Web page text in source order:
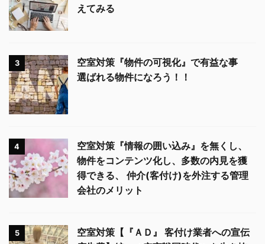
えてみる
3
空室対策『物件の可視化』で有益な事
選ばれる物件になろう！！
4
空室対策『情報の囲い込み』を無くし、
物件をコンテンツ化し、多数の内見を獲
得できる、 仲介(客付け)を外注する管理
会社のメリット
5
空室対策【『ＡＤ』 客付け業者への宣伝